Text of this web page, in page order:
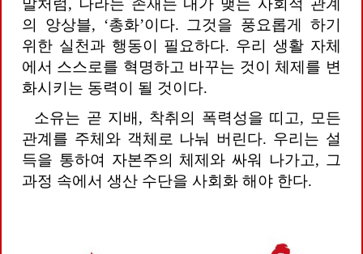
말처럼, 나라는 존재는 내가 맺는 사회적 관계
의 앙상블, ‘총화’이다. 그것을 풍요롭게 하기
위한 실천과 행동이 필요하다. 우리 생활 자체
에서 스스로를 혁명하고 바꾸는 것이 체제를 변
화시키는 동력이 될 것이다.
소유는 곧 지배, 착취의 폭력성을 띠고, 모든
관계를 주체와 객체로 나눠 버린다. 우리는 설
득을 통하여 자본주의 체제와 싸워 나가고, 그
과정 속에서 생산 수단을 사회화 해야 한다.